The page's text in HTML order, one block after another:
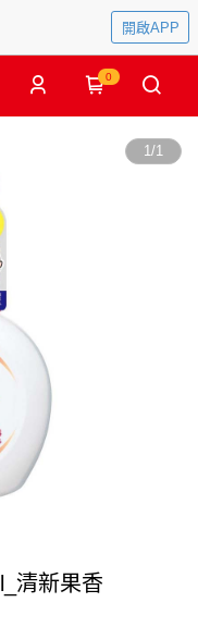
開啟APP
0
1/1
清新果香